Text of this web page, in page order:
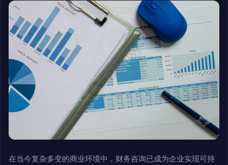
在当今复杂多变的商业环境中，财务咨询已成为企业实现可持